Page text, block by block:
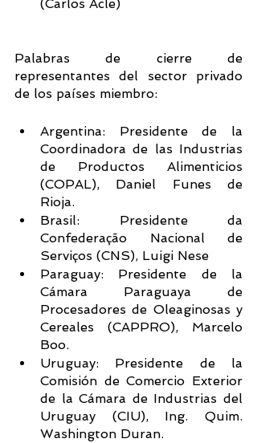
(Carlos Acle)
Palabras de cierre de
representantes del sector privado
de los países miembro:
Argentina: Presidente de la
Coordinadora de las Industrias
de Productos Alimenticios
(COPAL), Daniel Funes de
Rioja.
Brasil: Presidente da
Confederação Nacional de
Serviços (CNS), Luigi Nese
Paraguay: Presidente de la
Cámara Paraguaya de
Procesadores de Oleaginosas y
Cereales (CAPPRO), Marcelo
Boo.
Uruguay: Presidente de la
Comisión de Comercio Exterior
de la Cámara de Industrias del
Uruguay (CIU), Ing. Quim.
Washington Duran.